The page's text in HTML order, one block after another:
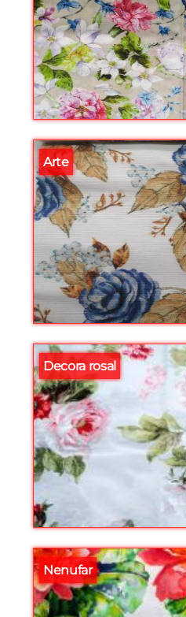
Arte
Decora rosal
Nenufar